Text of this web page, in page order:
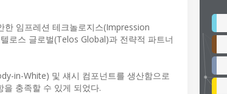
임프레션 테크놀로지스(Impression
로스 글로벌(Telos Global)과 전략적 파트너
in-White) 및 섀시 컴포넌트를 생산함으로
충족할 수 있게 되었다.